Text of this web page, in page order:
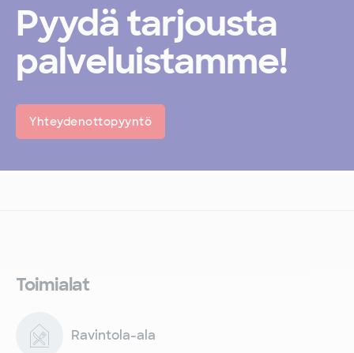
Pyydä tarjousta
palveluistamme!
Yhteydenottopyyntö
Toimialat
Ravintola-ala